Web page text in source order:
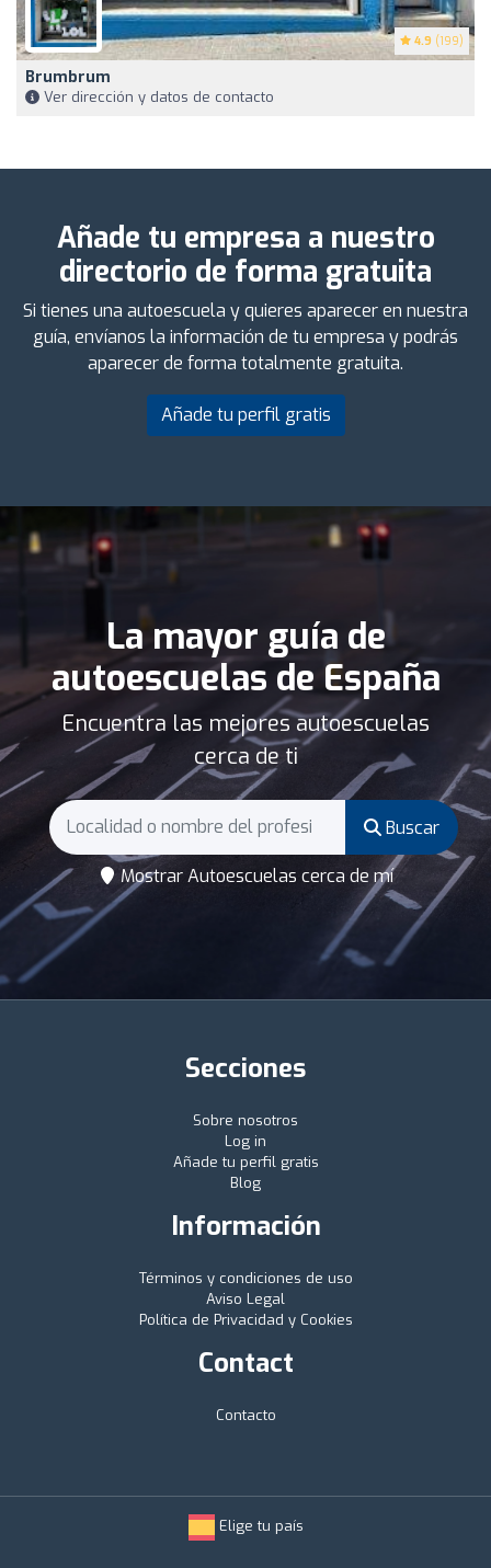
4.9 (199)
Brumbrum
Ver dirección y datos de contacto
Añade tu empresa a nuestro
directorio de forma gratuita
Si tienes una autoescuela y quieres aparecer en nuestra
guía, envíanos la información de tu empresa y podrás
aparecer de forma totalmente gratuita.
Añade tu perfil gratis
La mayor guía de
autoescuelas de España
Encuentra las mejores autoescuelas
cerca de ti
Buscar
Mostrar Autoescuelas cerca de mí
Secciones
Sobre nosotros
Log in
Añade tu perfil gratis
Blog
Información
Términos y condiciones de uso
Aviso Legal
Política de Privacidad y Cookies
Contact
Contacto
Elige tu país